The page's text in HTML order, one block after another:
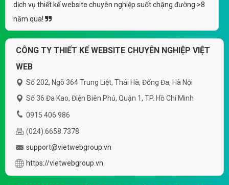
dịch vụ thiết kế website chuyên nghiệp suốt chặng đường >8
năm qua!
CÔNG TY THIẾT KẾ WEBSITE CHUYÊN NGHIỆP VIỆT
WEB
Số 202, Ngõ 364 Trung Liệt, Thái Hà, Đống Đa, Hà Nội
Số 36 Đa Kao, Điện Biên Phủ, Quận 1, TP. Hồ Chí Minh
0915 406 986
(024).6658.7378
support@vietwebgroup.vn
https://vietwebgroup.vn